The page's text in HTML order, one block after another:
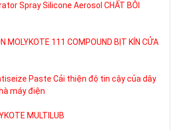
Spray Silicone Aerosol CHẤT BÔI
MOLYKOTE 111 COMPOUND BỊT KÍN CỬA
Paste Cải thiện độ tin cậy của dây
máy điện
MULTILUB